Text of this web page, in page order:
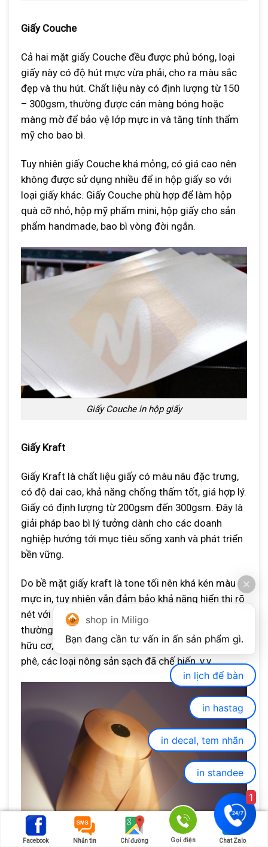
Giấy Couche
Cả hai mặt giấy Couche đều được phủ bóng, loại
giấy này có độ hút mực vừa phải, cho ra màu sắc
đẹp và thu hút. Chất liệu này có định lượng từ 150
– 300gsm, thường được cán màng bóng hoặc
màng mờ để bảo vệ lớp mực in và tăng tính thẩm
mỹ cho bao bì.
Tuy nhiên giấy Couche khá mỏng, có giá cao nên
không được sử dụng nhiều để in hộp giấy so với
loại giấy khác. Giấy Couche phù hợp để làm hộp
quà cỡ nhỏ, hộp mỹ phẩm mini, hộp giấy cho sản
phẩm handmade, bao bì vòng đời ngắn.
Giấy Couche in hộp giấy
Giấy Kraft
Giấy Kraft là chất liệu giấy có màu nâu đặc trưng,
có độ dai cao, khả năng chống thấm tốt, giá hợp lý.
Giấy có định lượng từ 200gsm đến 300gsm. Đây là
giải pháp bao bì lý tưởng dành cho các doanh
nghiệp hướng tới mục tiêu sống xanh và phát triển
bền vững.
Do bề mặt giấy kraft là tone tối nên khá kén màu
mực in, tuy nhiên vẫn đảm bảo khả năng hiển thị rõ
nét với khi in offset và in kỹ thuật số. Chất liệu này
thường được sử dụng để làm hợp đựng xà phòng
hữu cơ, đồ handmade, trang sức thủ công, trà, cà
phê, các loại nông sản sạch đã chế biến, v.v.
Giấy Kraft in hộp giấy
Facebook Nhắn tin Chỉ đường Gọi điện Chat Zalo
shop in Miligo
in lịch để bàn
in hastag
in decal, tem nhãn
in standee
1